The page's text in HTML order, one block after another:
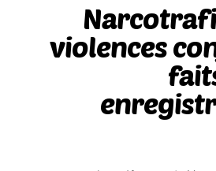
violences